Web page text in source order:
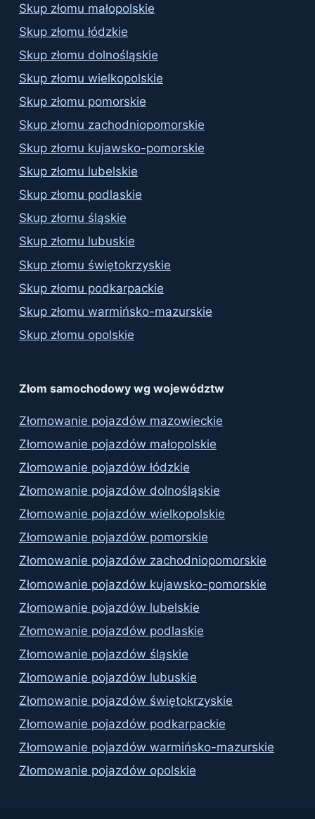
Skup złomu małopolskie
Skup złomu łódzkie
Skup złomu dolnośląskie
Skup złomu wielkopolskie
Skup złomu pomorskie
Skup złomu zachodniopomorskie
Skup złomu kujawsko-pomorskie
Skup złomu lubelskie
Skup złomu podlaskie
Skup złomu śląskie
Skup złomu lubuskie
Skup złomu świętokrzyskie
Skup złomu podkarpackie
Skup złomu warmińsko-mazurskie
Skup złomu opolskie
Złom samochodowy wg województw
Złomowanie pojazdów mazowieckie
Złomowanie pojazdów małopolskie
Złomowanie pojazdów łódzkie
Złomowanie pojazdów dolnośląskie
Złomowanie pojazdów wielkopolskie
Złomowanie pojazdów pomorskie
Złomowanie pojazdów zachodniopomorskie
Złomowanie pojazdów kujawsko-pomorskie
Złomowanie pojazdów lubelskie
Złomowanie pojazdów podlaskie
Złomowanie pojazdów śląskie
Złomowanie pojazdów lubuskie
Złomowanie pojazdów świętokrzyskie
Złomowanie pojazdów podkarpackie
Złomowanie pojazdów warmińsko-mazurskie
Złomowanie pojazdów opolskie